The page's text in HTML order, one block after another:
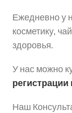
Ежедневно у
косметику,
здоровья.
У нас можно
Наш